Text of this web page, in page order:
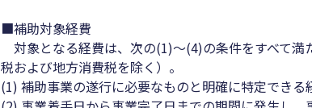
■補助対象経費
対象となる経費は、次の(1)～(4)の条件をすべて
税および地方消費税を除く）。
(1) 補助事業の遂行に必要なものと明確に特定できる